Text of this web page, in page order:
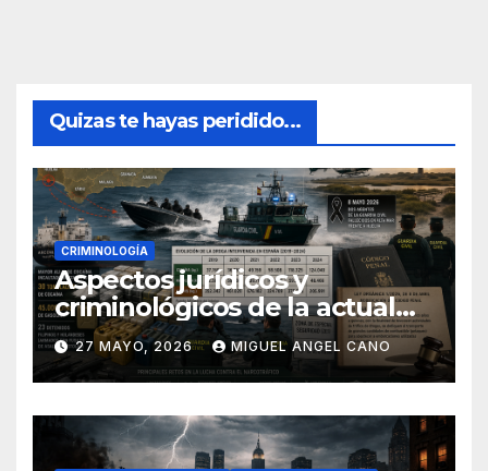
Quizas te hayas peridido...
CRIMINOLOGÍA
Aspectos jurídicos y
criminológicos de la actual
lucha contra el narcotráfico
en el sur de España
27 MAYO, 2026 MIGUEL ANGEL CANO